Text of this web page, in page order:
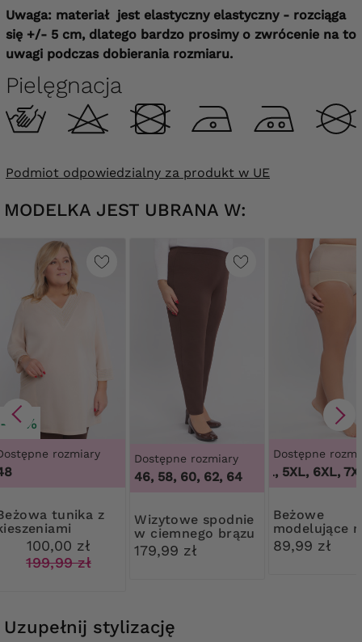
Uwaga: materiał jest elastyczny elastyczny - rozciąga
się +/- 5 cm, dlatego bardzo prosimy o zwrócenie na to
uwagi podczas dobierania rozmiaru.
Pielęgnacja
Podmiot odpowiedzialny za produkt w UE
MODELKA JEST UBRANA W:
-50%
rozmiary
z
100,00 zł
199,99 zł
Dostępne rozmiary
46, 58, 60, 62, 64
Wizytowe spodnie
w ciemnego brązu
179,99 zł
Dostępne
3XL, 4XL, 5XL, 6XL,
Beżowe
modelujące
z wysokim
89,99 zł
Uzupełnij stylizację